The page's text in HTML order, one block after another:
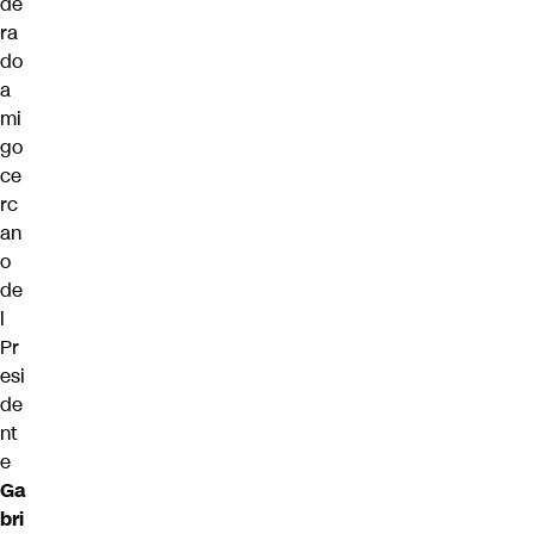
ra
do
a
mi
go
ce
rc
an
o
de
l
Pr
esi
de
nt
e
Ga
bri